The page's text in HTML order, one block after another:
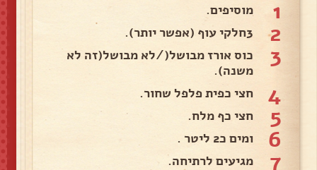
1 מוסיפים.
2 3חלקי עוף (אפשר יותר).
3
כוס אורז מבושל(/לא מבושל(זה לא
משנה).
4 חצי כפית פלפל שחור.
5 חצי כף מלח.
6 ומים כ2 ליטר .
7 מגיעים לרתיחה.